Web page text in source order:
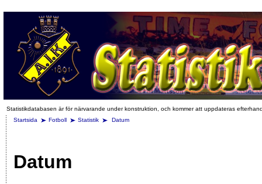
Statistikdatabasen är för närvarande under konstruktion, och kommer att uppdateras
Startsida
Fotboll Statistik Datum
Datum